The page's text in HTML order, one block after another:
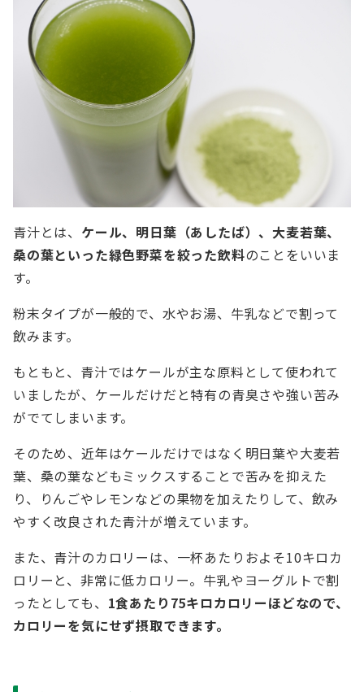
青汁とは、 ケール、明日葉（あしたば）、大麦若葉、
桑の葉といった緑色野菜を絞った飲料のことをいいま
す。
粉末タイプが一般的で、水やお湯、牛乳などで割って
飲みます。
もともと、青汁ではケールが主な原料として使われて
いましたが、ケールだけだと特有の青臭さや強い苦み
がでてしまいます。
そのため、近年はケールだけではなく明日葉や大麦若
葉、桑の葉などもミックスすることで苦みを抑えた
り、りんごやレモンなどの果物を加えたりして、飲み
やすく改良された青汁が増えています。
また、青汁のカロリーは、一杯あたりおよそ10キロカ
ロリーと、非常に低カロリー。牛乳やヨーグルトで割
ったとしても、 1食あたり75キロカロリーほどなので、
カロリーを気にせず摂取できます。